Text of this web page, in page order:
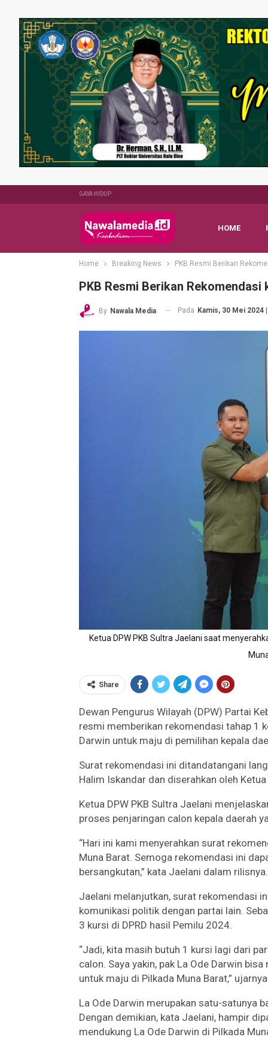
GAYA HIDUP
HOME
Home Breaking News PKB Resmi Berikan
PKB Resmi Berikan
By Nawala Media Pada Kamis, 30 Mei 2024
Ketua DPW PKB Sultra Jaelani saat
Share
Dewan Pengurus Wilayah (DPW) Partai
resmi memberikan rekomendasi tahap 1
Darwin untuk maju di pemilihan kepala
Surat rekomendasi ini ditandatangani
Halim Iskandar dan diserahkan oleh
Ketua DPW PKB Sultra Jaelani
proses penjaringan calon kepala daerah
“Hari ini kami menyerahkan surat
Muna Barat. Semoga rekomendasi ini
bersangkutan,” kata Jaelani dalam rilisnya.
Jaelani melanjutkan, surat rekomendasi
komunikasi politik dengan partai lain.
3 kursi di DPRD hasil Pemilu 2024.
“Jadi, kita masih butuh 1 kursi lagi dari
calon. Saya yakin, pak La Ode Darwin
untuk maju di Pilkada Muna Barat,”
La Ode Darwin merupakan satu-satunya
Dengan demikian, kata Jaelani, hampir
mendukung La Ode Darwin di Pilkada